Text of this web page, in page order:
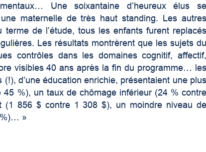
Une soixantaine d’heureux élus se
maternelle de très haut standing. Les autres
de l’étude, tous les enfants furent replacés
Les résultats montrèrent que les sujets du
contrôles dans les domaines cognitif, affectif,
visibles 40 ans après la fin du programme… les
d’une éducation enrichie, présentaient une plus
%), un taux de chômage inférieur (24 % contre
(1 856 $ contre 1 308 $), un moindre niveau de
%)… »